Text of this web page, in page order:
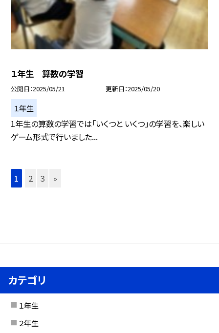
１年生 算数の学習
公開日 2025/05/21 更新日 2025/05/20
１年生
1年生の算数の学習では「いくつと いくつ」の学習を、楽しい
ゲーム形式で行いました...
1 2 3 »
カテゴリ
１年生
２年生